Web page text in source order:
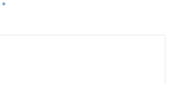
*